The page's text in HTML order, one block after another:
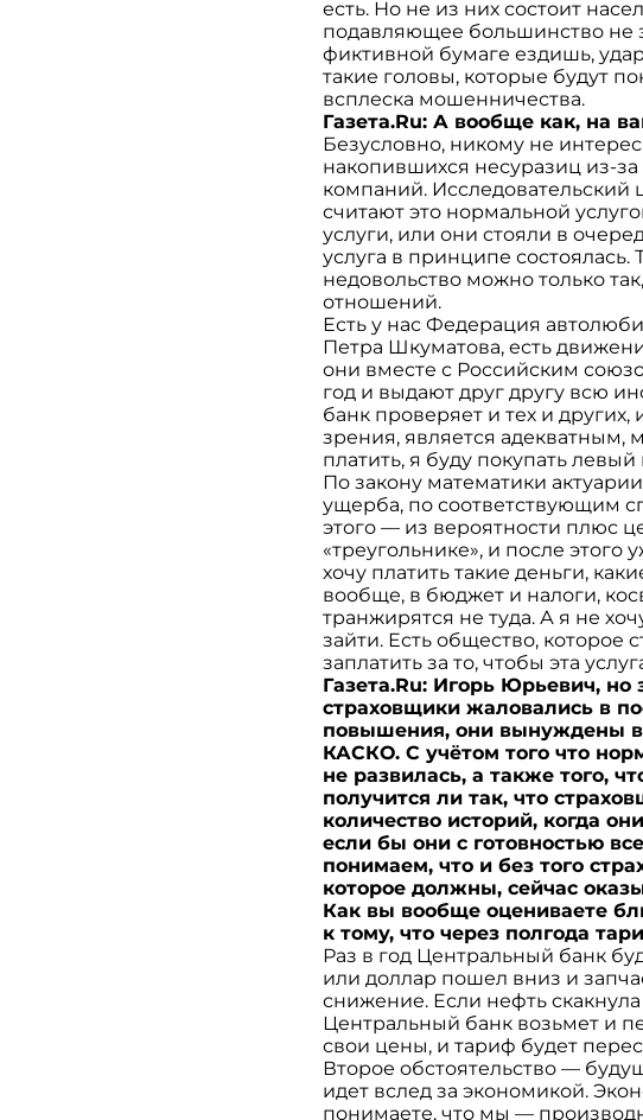
есть. Но не из них состоит
подавляющее большинство не
фиктивной бумаге ездишь,
такие головы, которые будут
всплеска мошенничества.
Газета.Ru: А вообще как, на
Безусловно, никому не
накопившихся несуразиц из-
компаний.
считают это нормальной
услуги, или они стояли в
услуга в принципе
недовольство можно только
отношений.
Есть у нас Федерация
Петра Шкуматова, есть
они вместе с Российским
год и выдают друг другу всю
банк проверяет и тех и
зрения, является адекватным,
платить, я буду покупать
По закону математики
ущерба, по соответствующим
этого — из вероятности плюс
«треугольнике», и после этого
хочу платить такие деньги,
вообще, в бюджет и налоги,
транжирятся не туда. А я не
зайти. Есть общество, которое
заплатить за то, чтобы эта
Газета.Ru: Игорь Юрьевич, но
страховщики жаловались в
повышения, они вынуждены
КАСКО. С учётом того что
не развилась, а также того,
получится ли так, что
количество историй, когда
если бы они с готовностью
понимаем, что и без того
которое должны, сейчас
Как вы вообще оцениваете
к тому, что через полгода
Раз в год Центральный банк
или доллар пошел вниз и
снижение. Если нефть скакнула
Центральный банк возьмет и
свои цены, и тариф будет
Второе обстоятельство —
идет вслед за экономикой.
понимаете, что мы —